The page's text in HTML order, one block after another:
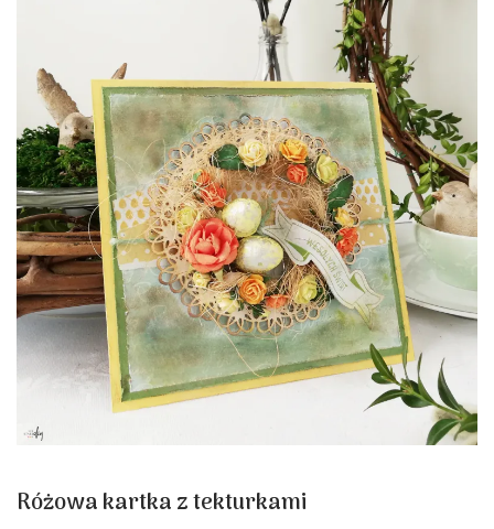
Różowa kartka z tekturkami